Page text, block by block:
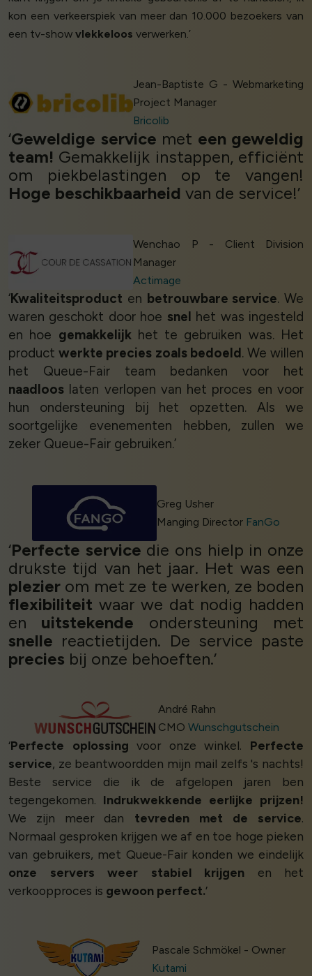
kon een verkeerspiek van meer dan 10.000 bezoekers van
een tv-show vlekkeloos verwerken.’
Jean-Baptiste G - Webmarketing
Project Manager
Bricolib
‘Geweldige service met een geweldig
team! Gemakkelijk instappen, efficiënt
om piekbelastingen op te vangen!
Hoge beschikbaarheid van de service!’
Wenchao P - Client Division
Manager
Actimage
‘Kwaliteitsproduct en betrouwbare service. We
waren geschokt door hoe snel het was ingesteld
en hoe gemakkelijkhet te gebruiken was. Het
productwerkte precies zoals bedoeld. We willen
het Queue-Fair team bedanken voor het
naadloos laten verlopen van het proces en voor
hun ondersteuning bij het opzetten. Als we
soortgelijke evenementen hebben, zullen we
zeker Queue-Fair gebruiken.’
Greg Usher
Manging Director FanGo
‘Perfecte service die ons hielp in onze
drukste tijd van het jaar. Het was een
plezier om met ze te werken, ze boden
flexibiliteit waar we dat nodig hadden
en uitstekende ondersteuning met
snelle reactietijden. De service paste
precies bij onze behoeften.’
André Rahn
CMO Wunschgutschein
‘Perfecte oplossing voor onze winkel. Perfecte
service, ze beantwoordden mijn mail zelfs 's nachts!
Beste service die ik de afgelopen jaren ben
tegengekomen. Indrukwekkende eerlijke prijzen!
We zijn meer dan tevreden met de service.
Normaal gesproken krijgen we af en toe hoge pieken
van gebruikers, met Queue-Fair konden we eindelijk
onze servers weer stabiel krijgen en het
verkoopproces is gewoon perfect.’
Pascale Schmökel - Owner
Kutami